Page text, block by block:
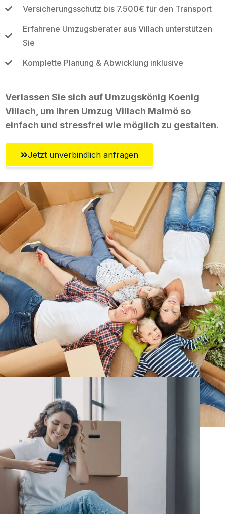
Versicherungsschutz bis 7.500€ für den Transport
Erfahrene Umzugsberater aus Villach unterstützen
Sie
Komplette Planung & Abwicklung inklusive
Verlassen Sie sich auf Umzugskönig Koenig
Villach, um Ihren Umzug Villach Malmö so
einfach und stressfrei wie möglich zu gestalten.
Jetzt unverbindlich anfragen